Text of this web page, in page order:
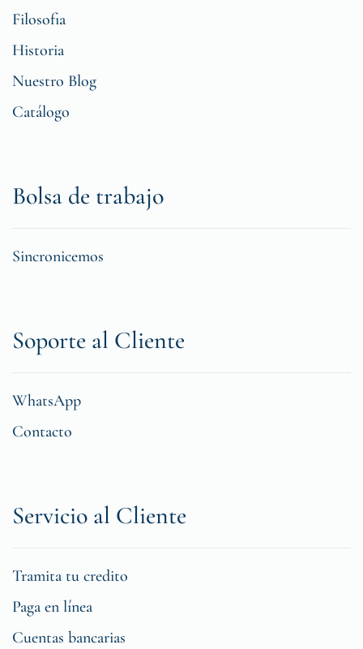
Filosofia
Historia
Nuestro Blog
Catálogo
Bolsa de trabajo
Sincronicemos
Soporte al Cliente
WhatsApp
Contacto
Servicio al Cliente
Tramita tu credito
Paga en línea
Cuentas bancarias